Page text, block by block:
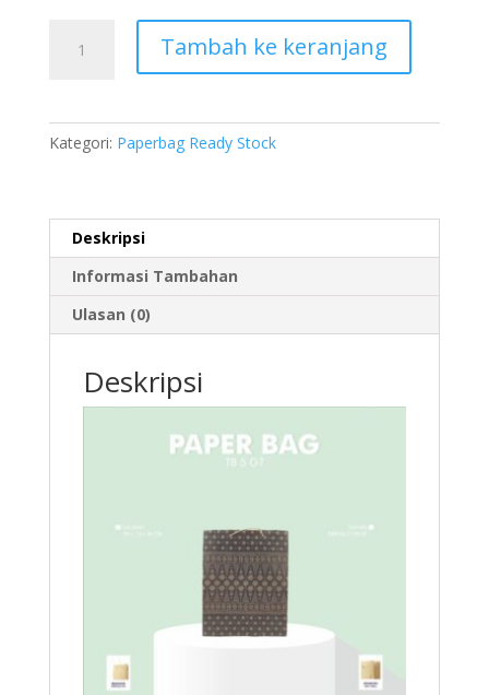
Tambah ke keranjang
Kategori: Paperbag Ready Stock
Deskripsi
Informasi Tambahan
Ulasan (0)
Deskripsi